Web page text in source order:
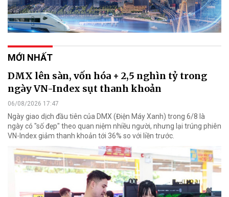
MỚI NHẤT
DMX lên sàn, vốn hóa + 2,5 nghìn tỷ trong
ngày VN-Index sụt thanh khoản
06/08/2026 17:47
Ngày giao dịch đầu tiên của DMX (Điện Máy Xanh) trong 6/8 là
ngày có "số đẹp" theo quan niệm nhiều người, nhưng lại trúng phiên
VN-Index giảm thanh khoản tới 36% so với liền trước.